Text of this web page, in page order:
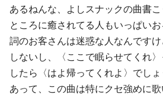
あるねんな、よしスナックの曲書
ところに癒されてる人もいっぱい
詞のお客さんは迷惑な人なんです
しないし、〈ここで眠らせてくれ
したら〈はよ帰ってくれよ〉でし
あって、この曲は特にクセ強めに歌